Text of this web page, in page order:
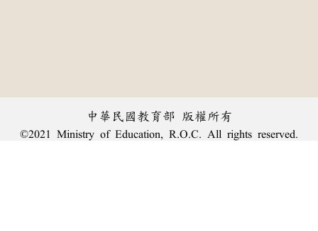
中華民國教育部 版權所有
©2021 Ministry of Education, R.O.C. All rights reserved.